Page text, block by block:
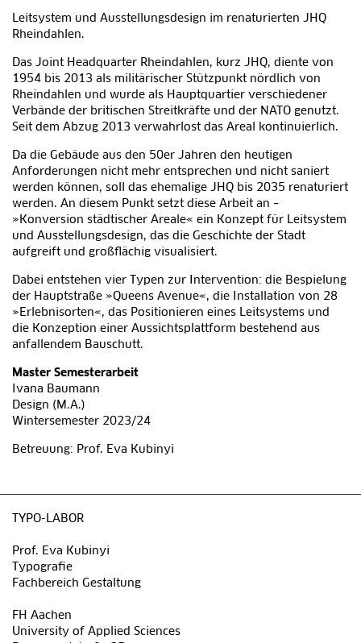
Leitsystem und Ausstellungsdesign im renaturierten JHQ
Rheindahlen.
Das Joint Headquarter Rheindahlen, kurz JHQ, diente von
1954 bis 2013 als militärischer Stützpunkt nördlich von
Rheindahlen und wurde als Hauptquartier verschiedener
Verbände der britischen Streitkräfte und der NATO genutzt.
Seit dem Abzug 2013 verwahrlost das Areal kontinuierlich.
Da die Gebäude aus den 50er Jahren den heutigen
Anforderungen nicht mehr entsprechen und nicht saniert
werden können, soll das ehemalige JHQ bis 2035 renaturiert
werden. An diesem Punkt setzt diese Arbeit an –
»Konversion städtischer Areale« ein Konzept für Leitsystem
und Ausstellungsdesign, das die Geschichte der Stadt
aufgreift und großflächig visualisiert.
Dabei entstehen vier Typen zur Intervention: die Bespielung
der Hauptstraße »Queens Avenue«, die Installation von 28
»Erlebnisorten«, das Positionieren eines Leitsystems und
die Konzeption einer Aussichtsplattform bestehend aus
anfallendem Bauschutt.
Master Semesterarbeit
Ivana Baumann
Design (M.A.)
Wintersemester 2023/24
Betreuung: Prof. Eva Kubinyi
TYPO-LABOR
Prof. Eva Kubinyi
Typografie
Fachbereich Gestaltung
FH Aachen
University of Applied Sciences